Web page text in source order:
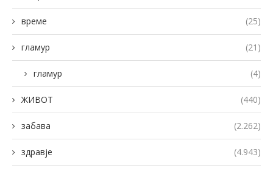
време (25)
гламур (21)
гламур (4)
ЖИВОТ (440)
забава (2.262)
здравје (4.943)